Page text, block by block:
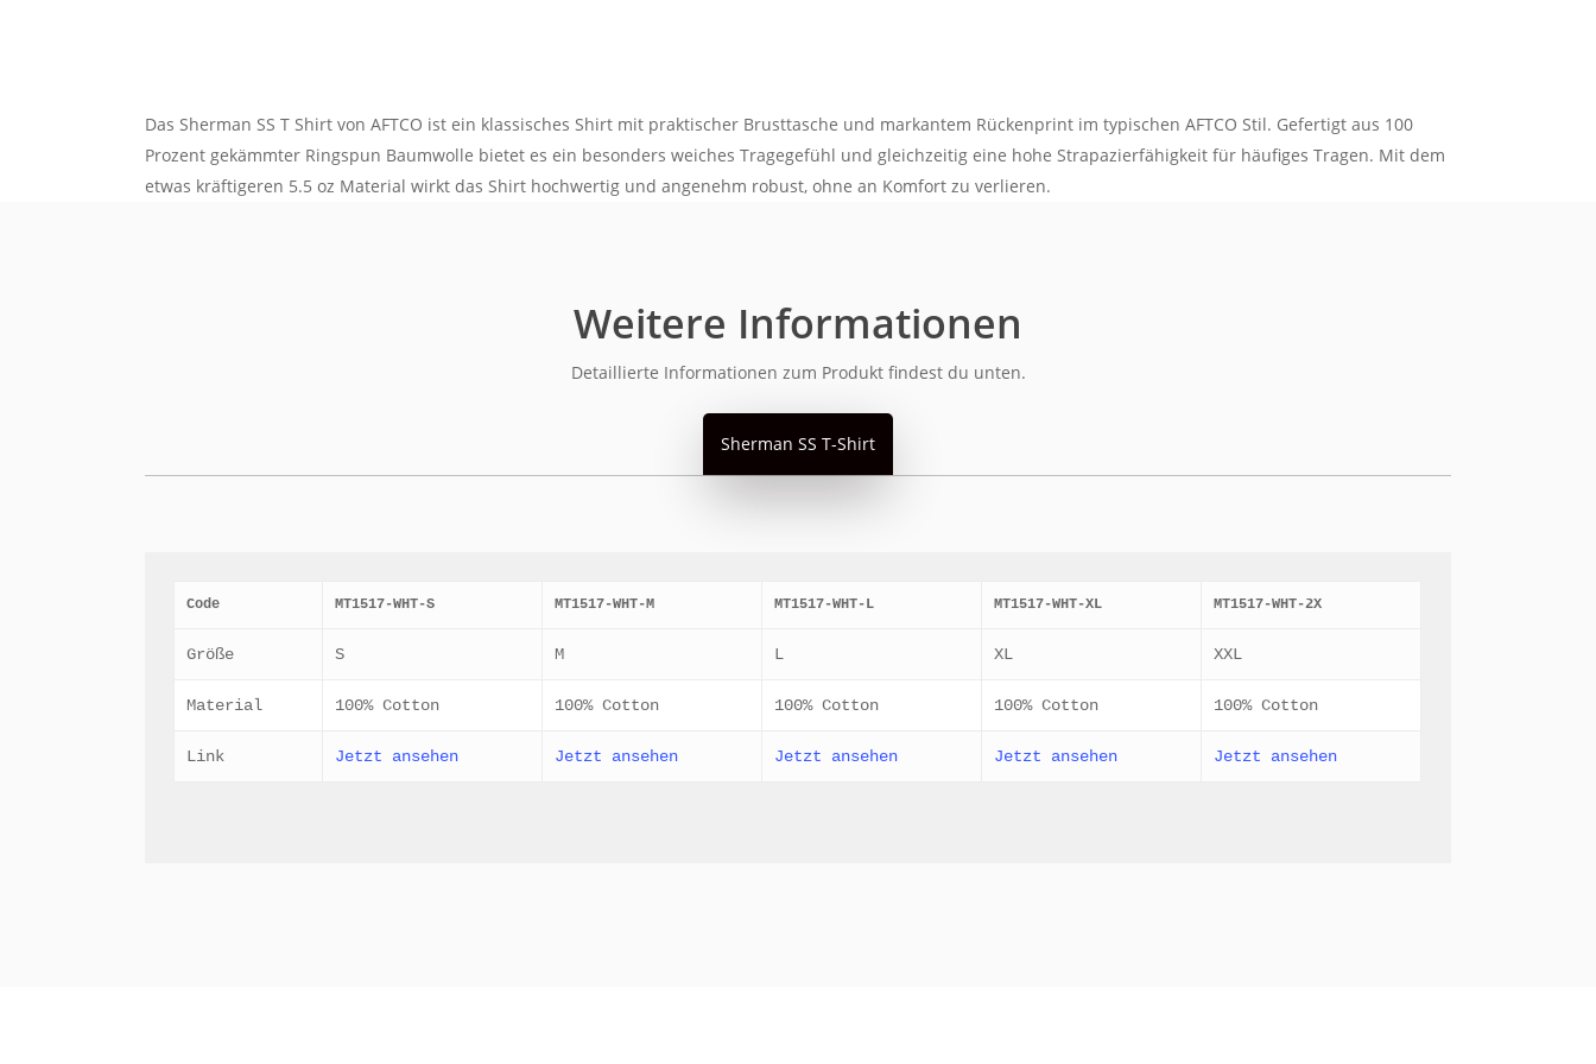
Das Sherman SS T Shirt von AFTCO ist ein klassisches Shirt mit praktischer Brusttasche und markantem Rückenprint im typischen AFTCO Stil. Gefertigt aus 100
Prozent gekämmter Ringspun Baumwolle bietet es ein besonders weiches Tragegefühl und gleichzeitig eine hohe Strapazierfähigkeit für häufiges Tragen. Mit dem
etwas kräftigeren 5.5 oz Material wirkt das Shirt hochwertig und angenehm robust, ohne an Komfort zu verlieren.
Weitere Informationen
Detaillierte Informationen zum Produkt findest du unten.
Sherman SS T-Shirt
Code MT1517-WHT-S MT1517-WHT-M MT1517-WHT-L MT1517-WHT-XL MT1517-WHT-2X
Größe S M L XL XXL
Material 100% Cotton 100% Cotton 100% Cotton 100% Cotton 100% Cotton
Link Jetzt ansehen Jetzt ansehen Jetzt ansehen Jetzt ansehen Jetzt ansehen